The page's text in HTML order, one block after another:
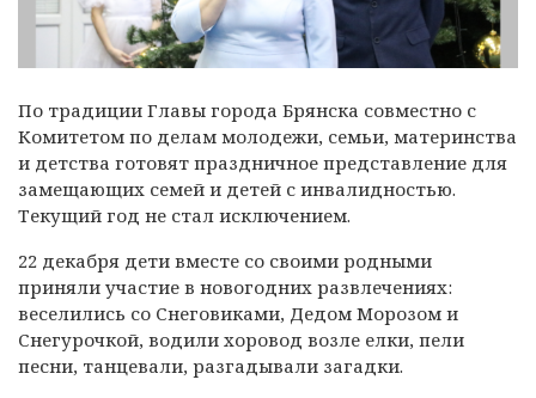
По традиции Главы города Брянска совместно с
Комитетом по делам молодежи, семьи, материнства
и детства готовят праздничное представление для
замещающих семей и детей с инвалидностью.
Текущий год не стал исключением.
22 декабря дети вместе со своими родными
приняли участие в новогодних развлечениях:
веселились со Снеговиками, Дедом Морозом и
Снегурочкой, водили хоровод возле елки, пели
песни, танцевали, разгадывали загадки.